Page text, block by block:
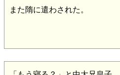
また隋に遣わされた。